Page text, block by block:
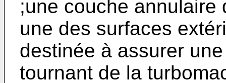
;une couche annulaire
une des surfaces
destinée à assurer
tournant de la